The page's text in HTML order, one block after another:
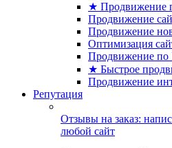
★ Продвижение
Продвижение
Продвижение
Оптимизация
Продвижение по
★ Быстрое
Продвижение
Репутация
Отзывы на заказ:
любой сайт